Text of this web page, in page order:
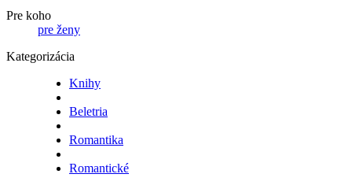
Pre koho
pre ženy
Kategorizácia
Knihy
Beletria
Romantika
Romantické